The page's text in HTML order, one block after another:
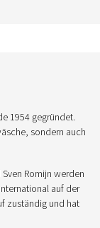
1954 gegründet.
sondern auch
Romijn werden
auf der
zuständig und hat